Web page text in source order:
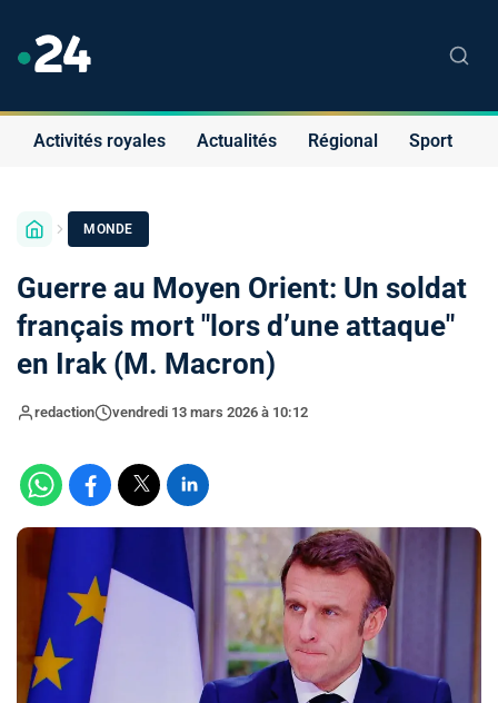
Activités royales Actualités Régional Sport
MONDE
Guerre au Moyen Orient: Un soldat
français mort "lors d’une attaque"
en Irak (M. Macron)
redaction vendredi 13 mars 2026 à 10:12